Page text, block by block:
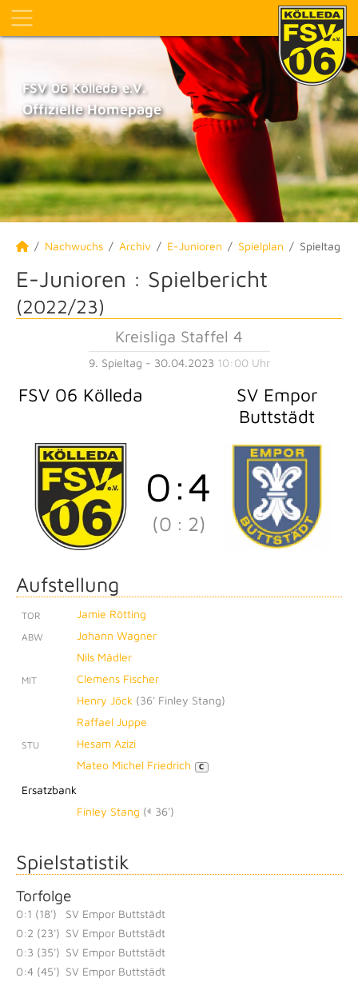
FSV 06 Kölleda e.V.
Offizielle Homepage
Nachwuchs Archiv E-Junioren Spielplan Spieltag
E-Junioren : Spielbericht
(2022/23)
Kreisliga Staffel 4
9. Spieltag - 30.04.2023 10:00 Uhr
FSV 06 Kölleda
SV Empor
Buttstädt
0:4
(0 : 2)
Aufstellung
TOR Jamie Rötting
ABW
Johann Wagner
Nils Mädler
MIT
Clemens Fischer
Henry Jöck (36' Finley Stang)
Raffael Juppe
STU
Hesam Azizi
Mateo Michel Friedrich
C
Ersatzbank
Finley Stang ( 36')
Spielstatistik
Torfolge
0:1 (18')
SV Empor Buttstädt
0:2 (23') SV Empor Buttstädt
0:3 (35') SV Empor Buttstädt
0:4 (45') SV Empor Buttstädt